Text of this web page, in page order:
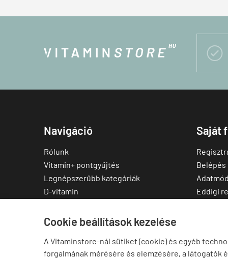
Cookie beállítások kezelése
A Vitaminstore-nál sütiket (cookie) és egyéb
forgalmának mérésére és elemzésére, a látogatók

Navigáció
Rólunk
Vitamin+ pontgyűjtés
Legnépszerűbb kategóriák
D-vitamin
Multivitamin
Cink
Saját
Belépés
Eddigi